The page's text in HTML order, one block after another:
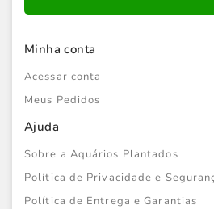
Minha conta
Acessar conta
Meus Pedidos
Ajuda
Sobre a Aquários Plantados
Política de Privacidade e
Política de Entrega e Garantias